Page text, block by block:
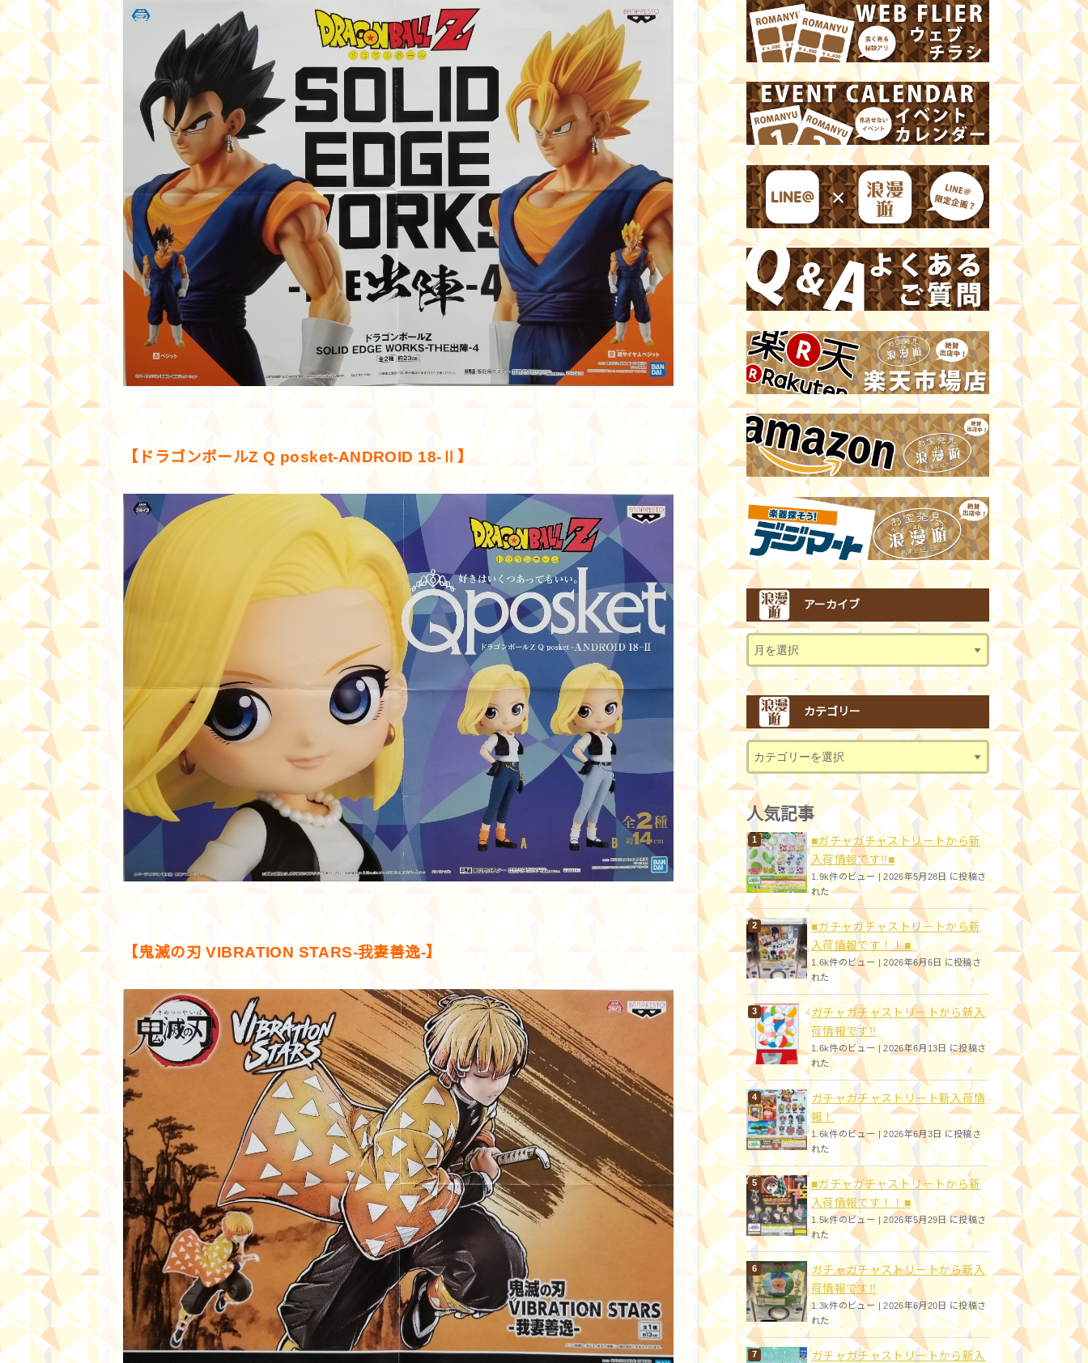
【ドラゴンボールZ Q posket-ANDROID 18-Ⅱ】
【鬼滅の刃 VIBRATION STARS-我妻善逸-】
アーカイブ
カテゴリー
人気記事
■ガチャガチャストリートから新
入荷情報です!!■
1.9k件のビュー|2026年5月28日 に投稿さ
れた
■ガチャガチャストリートから新
入荷情報です！！■
1.6k件のビュー |2026年6月6日 に投稿さ
れた
ガチャガチャストリートから新入
荷情報です!!
1.6k件のビュー|2026年6月13日 に投稿さ
れた
ガチャガチャストリート新入荷情
報！
1.6k件のビュー |2026年6月3日 に投稿さ
れた
■ガチャガチャストリートから新
入荷情報です！！■
1.5k件のビュー |2026年5月29日 に投稿さ
れた
ガチャガチャストリートから新入
荷情報です!!
1.3k件のビュー|2026年6月20日 に投稿さ
れた
ガチャガチャストリートから新入